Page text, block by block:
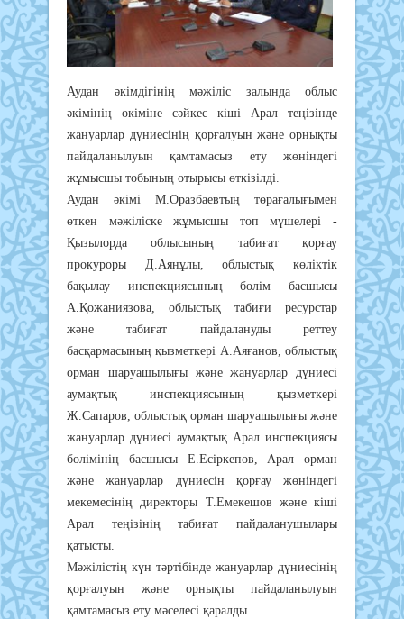
Аудан әкімдігінің мәжіліс залында облыс
әкімінің өкіміне сәйкес кіші Арал теңізінде
жануарлар дүниесінің қорғалуын және орнықты
пайдаланылуын қамтамасыз ету жөніндегі
жұмысшы тобының отырысы өткізілді.
Аудан әкімі М.Оразбаевтың төрағалығымен
өткен мәжіліске жұмысшы топ мүшелері -
Қызылорда облысының табиғат қорғау
прокуроры Д.Аянұлы, облыстық көліктік
бақылау инспекциясының бөлім басшысы
А.Қожаниязова, облыстық табиғи ресурстар
және табиғат пайдалануды реттеу
басқармасының қызметкері А.Аяғанов, облыстық
орман шаруашылығы және жануарлар дүниесі
аумақтық инспекциясының қызметкері
Ж.Сапаров, облыстық орман шаруашылығы және
жануарлар дүниесі аумақтық Арал инспекциясы
бөлімінің басшысы Е.Есіркепов, Арал орман
және жануарлар дүниесін қорғау жөніндегі
мекемесінің директоры Т.Емекешов және кіші
Арал теңізінің табиғат пайдаланушылары
қатысты.
Мәжілістің күн тәртібінде жануарлар дүниесінің
қорғалуын және орнықты пайдаланылуын
қамтамасыз ету мәселесі қаралды.